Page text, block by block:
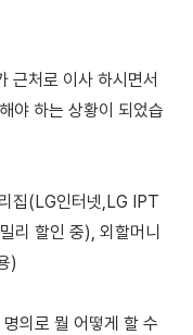
근처로 이사 하시면서
야 하는 상황이 되었습
집(LG인터넷,LG IPT
리 할인 중), 외할머니
)
의로 뭘 어떻게 할 수